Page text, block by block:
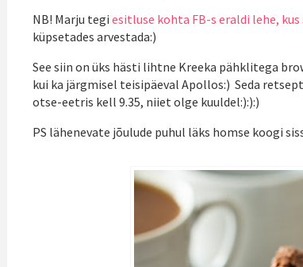
NB! Marju tegi esitluse kohta FB-s eraldi lehe,
küpsetades arvestada:)
See siin on üks hästi lihtne Kreeka pähklitega
kui ka järgmisel teisipäeval Apollos:) Seda
otse-eetris kell 9.35, niiet olge kuuldel:):):)
PS lähenevate jõulude puhul läks homse koogi